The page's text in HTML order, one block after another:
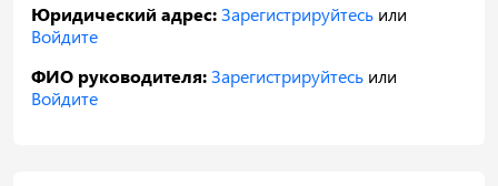
Юридический адрес:Зарегистрируйтесь или
Войдите
ФИО руководителя:Зарегистрируйтесь или
Войдите